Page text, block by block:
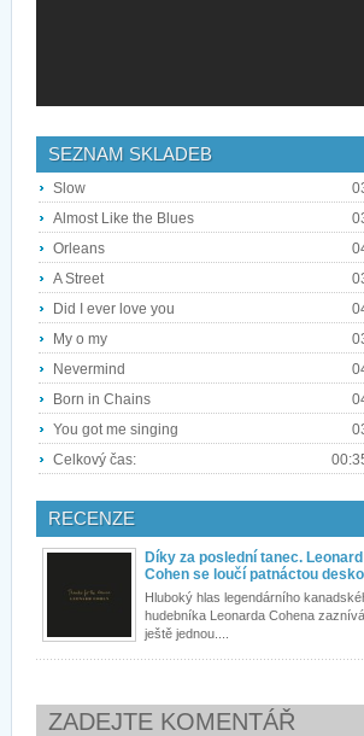
SEZNAM SKLADEB
Slow
Almost Like the Blues
Orleans
A Street
Did I ever love you
My o my
Nevermind
Born in Chains
You got me singing
Celkový čas:
RECENZE
Díky za poslední tanec. Leonard
Cohen se loučí patnáctou
Hluboký hlas legendárního
hudebníka Leonarda Cohena zaznívá
ještě jednou....
ZADEJTE KOMENTÁŘ